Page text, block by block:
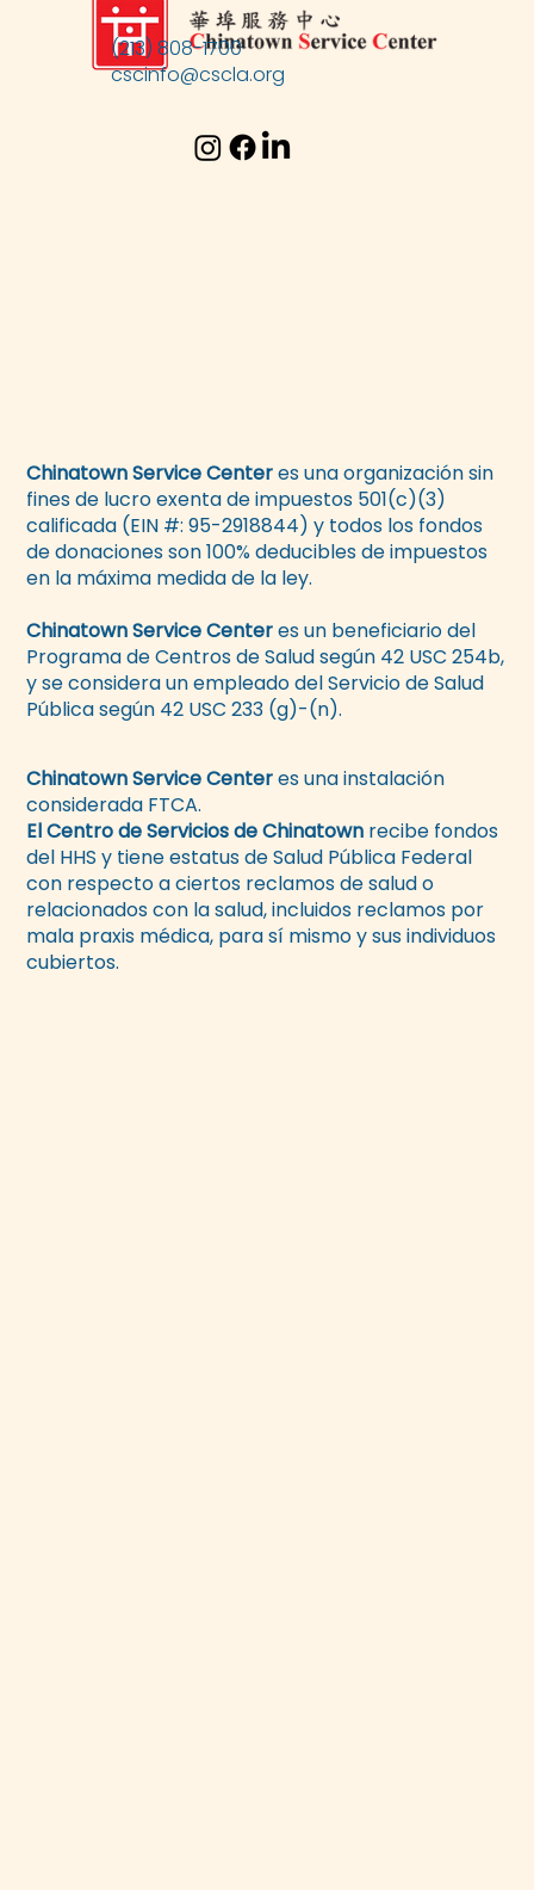
(213) 808-1700
cscinfo@cscla.org
Chinatown Service Centeres una organización sin
fines de lucro exenta de impuestos 501(c)(3)
calificada (EIN #: 95-2918844) y todos los fondos
de donaciones son 100% deducibles de impuestos
en la máxima medida de la ley.
Chinatown Service Centeres un beneficiario del
Programa de Centros de Salud según 42 USC 254b,
y se considera un empleado del Servicio de Salud
Pública según 42 USC 233 (g)-(n).
Chinatown Service Centeres una instalación
considerada FTCA.
El Centro de Servicios de Chinatown recibe fondos
del HHS y tiene estatus de Salud Pública Federal
con respecto a ciertos reclamos de salud o
relacionados con la salud, incluidos reclamos por
mala praxis médica, para sí mismo y sus individuos
cubiertos.